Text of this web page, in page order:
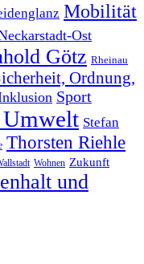
Mobilität
Ost
Götz Rheinau
Ordnung,
Sport
Stefan
Thorsten Riehle
Wohnen Zukunft
und